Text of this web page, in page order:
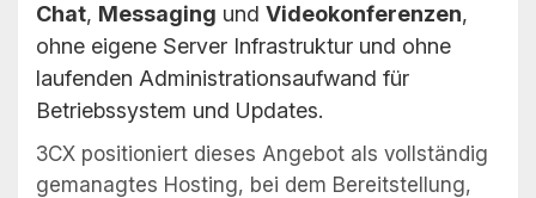
Chat, Messaging und Videokonferenzen,
ohne eigene Server Infrastruktur und ohne
laufenden Administrationsaufwand für
Betriebssystem und Updates.
3CX positioniert dieses Angebot als vollständig
gemanagtes Hosting, bei dem Bereitstellung,